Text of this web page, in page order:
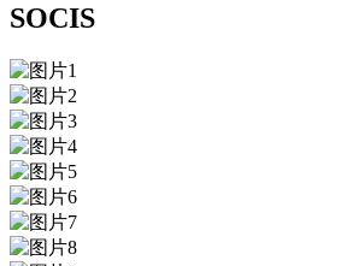
SOCIS